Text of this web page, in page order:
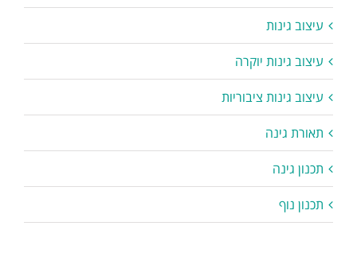
עיצוב גינות
עיצוב גינות יוקרה
עיצוב גינות ציבוריות
תאורת גינה
תכנון גינה
תכנון נוף